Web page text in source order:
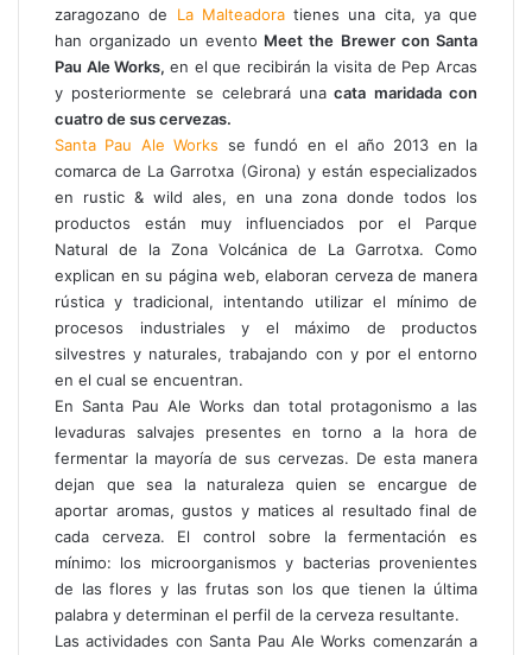
zaragozano de La Malteadoratienes una cita, ya que
han organizado un evento Meet the Brewer con Santa
Pau Ale Works, en el que recibirán la visita de Pep Arcas
y posteriormente se celebrará una cata maridada con
cuatro de sus cervezas.
Santa Pau Ale Works se fundó en el año 2013 en la
comarca de La Garrotxa (Girona) y están especializados
en rustic & wild ales, en una zona donde todos los
productos están muy influenciados por el Parque
Natural de la Zona Volcánica de La Garrotxa. Como
explican en su página web, elaboran cerveza de manera
rústica y tradicional, intentando utilizar el mínimo de
procesos industriales y el máximo de productos
silvestres y naturales, trabajando con y por el entorno
en el cual se encuentran.
En Santa Pau Ale Works dan total protagonismo a las
levaduras salvajes presentes en torno a la hora de
fermentar la mayoría de sus cervezas. De esta manera
dejan que sea la naturaleza quien se encargue de
aportar aromas, gustos y matices al resultado final de
cada cerveza. El control sobre la fermentación es
mínimo: los microorganismos y bacterias provenientes
de las flores y las frutas son los que tienen la última
palabra y determinan el perfil de la cerveza resultante.
Las actividades con Santa Pau Ale Works comenzarán a